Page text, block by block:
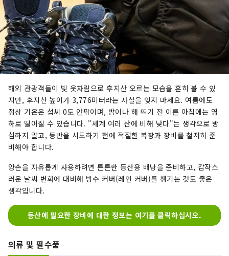
해외 관광객들이 빛 옷차림으로 후지산 오르는 모습을 흔히 볼 수 있
지만, 후지산 높이가 3,776미터라는 사실을 잊지 마세요. 여름에도
정상 기온은 섭씨 0도 안팎이며, 밤이나 해 뜨기 전 이른 아침에는 영
하로 떨어질 수 있습니다. "세계 여러 산에 비해 낮다"는 생각으로 방
심하지 말고, 등반을 시도하기 전에 적절한 복장과 장비를 철저히 준
비해야 합니다.
양손을 자유롭게 사용하려면 튼튼한 등산용 배낭을 준비하고, 갑작스
러운 날씨 변화에 대비해 방수 커버(레인 커버)를 챙기는 것도 좋은
생각입니다.
등산에 필요한 장비에 대한 정보는 여기를 클릭하십시오.
의류 및 필수품